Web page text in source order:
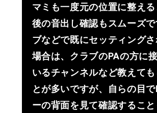
マミも一度元の位置に整え
後の音出し確認もスムーズ
ブなどで既にセッティング
場合は、クラブのPAの方に
いるチャンネルなど教えて
とが多いですが、自らの目
ーの背面を見て確認するこ